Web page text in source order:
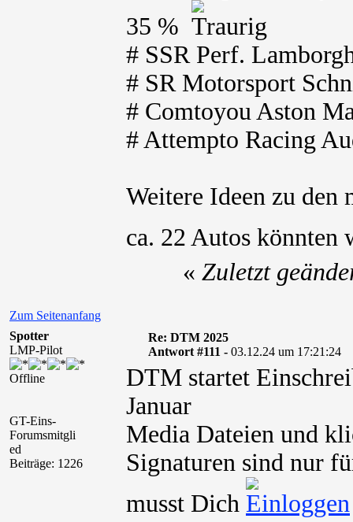
35 %
# SSR Perf.
# SR Motorsport
# Comtoyou Aston
# Attempto Racing
Weitere Ideen zu den
ca. 22 Autos könnten
Zum Seitenanfang
« Zuletzt
Spotter
LMP-Pilot
Offline
GT-Eins-
Forumsmitgli
ed
Beiträge: 1226
Re: DTM 2025
Antwort #111 - 03.12.24 um 17:21:24
DTM startet
Januar
Media Dateien und
Signaturen sind nur
musst Dich